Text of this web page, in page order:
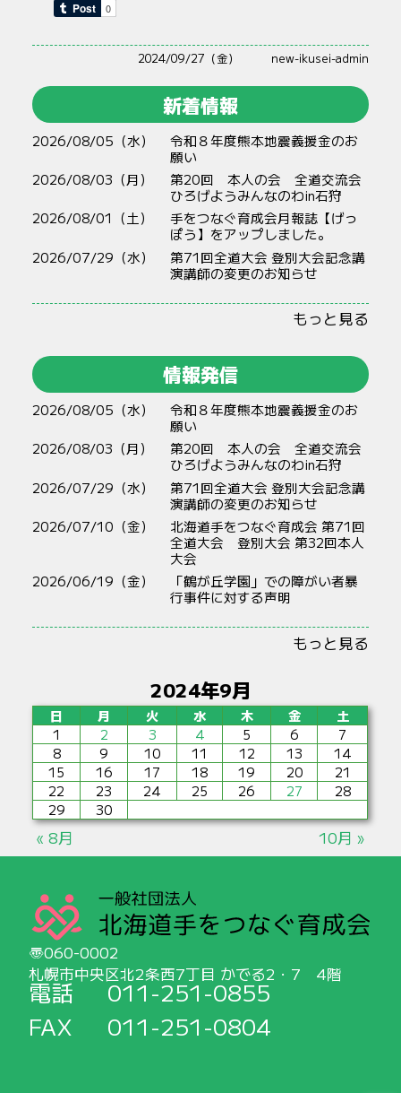
2024/09/27（金） new-ikusei-admin
新着情報
2026/08/05（水）
令和８年度熊本地震義援金のお
願い
2026/08/03（月）
第20回 本人の会 全道交流会
ひろげようみんなのわin石狩
2026/08/01（土）
手をつなぐ育成会月報誌【げっ
ぽう】をアップしました。
2026/07/29（水）
第71回全道大会 登別大会記念講
演講師の変更のお知らせ
もっと見る
情報発信
2026/08/05（水）
令和８年度熊本地震義援金のお
願い
2026/08/03（月）
第20回 本人の会 全道交流会
ひろげようみんなのわin石狩
2026/07/29（水）
第71回全道大会 登別大会記念講
演講師の変更のお知らせ
2026/07/10（金）
北海道手をつなぐ育成会 第71回
全道大会 登別大会 第32回本人
大会
2026/06/19（金）
「鶴が丘学園」での障がい者暴
行事件に対する声明
もっと見る
2024年9月
日 月 火 水 木 金
土
1
2 3 4 5 6
7
8
9 10 11 12 13
14
15
16 17 18 19 20
21
22
23 24 25 26 27
28
29
30
« 8月 10月 »
060-0002
札幌市中央区北2条西7丁目 かでる2・7 4階
電話
011-251-0855
FAX
011-251-0804